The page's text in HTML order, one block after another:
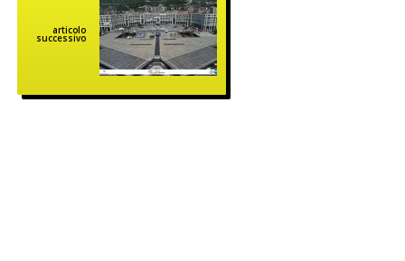
articolo
successivo